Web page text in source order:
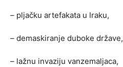
– pljačku artefakata u Iraku,
– demaskiranje duboke države,
– lažnu invaziju vanzemaljaca,